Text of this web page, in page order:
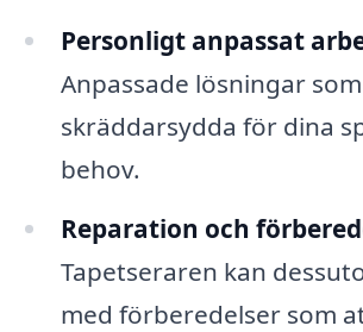
Personligt anpassat
Anpassade lösningar
skräddarsydda för dina
behov.
Reparation och
Tapetseraren kan
med förberedelser som